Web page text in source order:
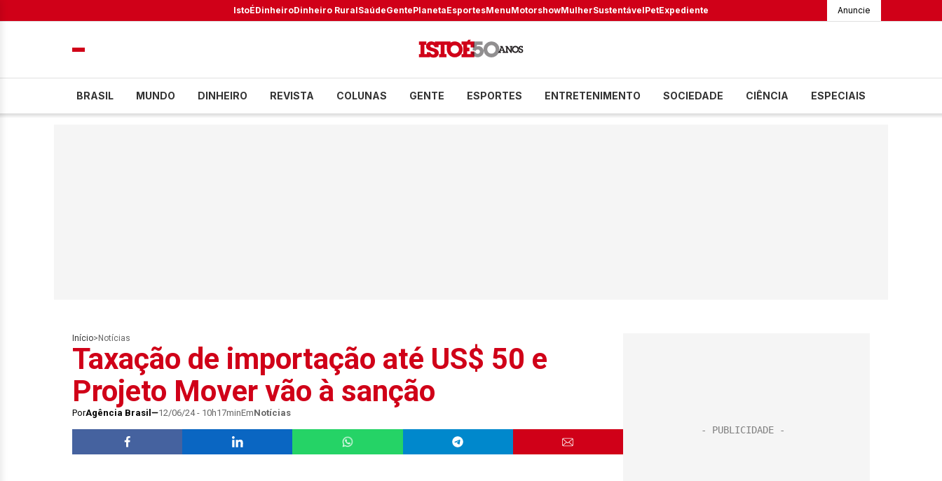
IstoÉDinheiroDinheiro RuralSaúdeGentePlanetaEsportesMenuMotorshowMulherSustentávelPetExpediente Anuncie
BRASIL MUNDO DINHEIRO REVISTA COLUNAS GENTE ESPORTES ENTRETENIMENTO SOCIEDADE CIÊNCIA ESPECIAIS
Início> Notícias
Taxação de importação até US$ 50 e
Projeto Mover vão à sanção
PorAgência Brasil 12/06/24 - 10h17minEmNotícias